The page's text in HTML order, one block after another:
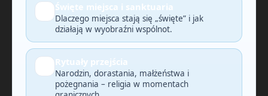
Święte miejsca i sanktuaria
Dlaczego miejsca stają się „święte” i jak
działają w wyobraźni wspólnot.
Rytuały przejścia
Narodzin, dorastania, małżeństwa i
pożegnania – religia w momentach